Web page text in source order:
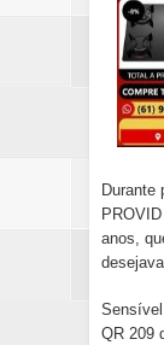
Durante
anos,
QR 209